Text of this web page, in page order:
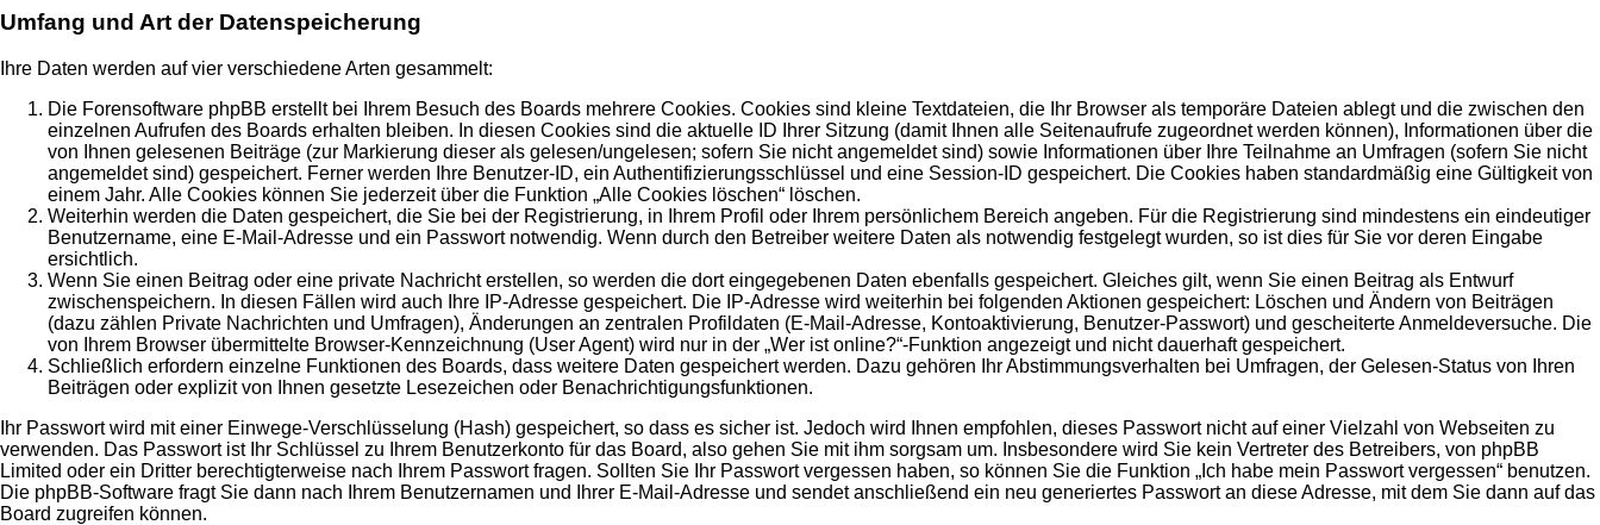
Umfang und Art der Datenspeicherung
Ihre Daten werden auf vier verschiedene Arten gesammelt:
Die Forensoftware phpBB erstellt bei Ihrem Besuch des Boards mehrere Cookies. Cookies sind kleine Textdateien, die Ihr Browser als temporäre Dateien ablegt und die zwischen den
einzelnen Aufrufen des Boards erhalten bleiben. In diesen Cookies sind die aktuelle ID Ihrer Sitzung (damit Ihnen alle Seitenaufrufe zugeordnet werden können), Informationen über die
von Ihnen gelesenen Beiträge (zur Markierung dieser als gelesen/ungelesen; sofern Sie nicht angemeldet sind) sowie Informationen über Ihre Teilnahme an Umfragen (sofern Sie nicht
angemeldet sind) gespeichert. Ferner werden Ihre Benutzer-ID, ein Authentifizierungsschlüssel und eine Session-ID gespeichert. Die Cookies haben standardmäßig eine Gültigkeit von
einem Jahr. Alle Cookies können Sie jederzeit über die Funktion „Alle Cookies löschen“ löschen.
Weiterhin werden die Daten gespeichert, die Sie bei der Registrierung, in Ihrem Profil oder Ihrem persönlichem Bereich angeben. Für die Registrierung sind mindestens ein eindeutiger
Benutzername, eine E-Mail-Adresse und ein Passwort notwendig. Wenn durch den Betreiber weitere Daten als notwendig festgelegt wurden, so ist dies für Sie vor deren Eingabe
ersichtlich.
Wenn Sie einen Beitrag oder eine private Nachricht erstellen, so werden die dort eingegebenen Daten ebenfalls gespeichert. Gleiches gilt, wenn Sie einen Beitrag als Entwurf
zwischenspeichern. In diesen Fällen wird auch Ihre IP-Adresse gespeichert. Die IP-Adresse wird weiterhin bei folgenden Aktionen gespeichert: Löschen und Ändern von Beiträgen
(dazu zählen Private Nachrichten und Umfragen), Änderungen an zentralen Profildaten (E-Mail-Adresse, Kontoaktivierung, Benutzer-Passwort) und gescheiterte Anmeldeversuche. Die
von Ihrem Browser übermittelte Browser-Kennzeichnung (User Agent) wird nur in der „Wer ist online?“-Funktion angezeigt und nicht dauerhaft gespeichert.
Schließlich erfordern einzelne Funktionen des Boards, dass weitere Daten gespeichert werden. Dazu gehören Ihr Abstimmungsverhalten bei Umfragen, der Gelesen-Status von Ihren
Beiträgen oder explizit von Ihnen gesetzte Lesezeichen oder Benachrichtigungsfunktionen.
Ihr Passwort wird mit einer Einwege-Verschlüsselung (Hash) gespeichert, so dass es sicher ist. Jedoch wird Ihnen empfohlen, dieses Passwort nicht auf einer Vielzahl von Webseiten zu
verwenden. Das Passwort ist Ihr Schlüssel zu Ihrem Benutzerkonto für das Board, also gehen Sie mit ihm sorgsam um. Insbesondere wird Sie kein Vertreter des Betreibers, von phpBB
Limited oder ein Dritter berechtigterweise nach Ihrem Passwort fragen. Sollten Sie Ihr Passwort vergessen haben, so können Sie die Funktion „Ich habe mein Passwort vergessen“ benutzen.
Die phpBB-Software fragt Sie dann nach Ihrem Benutzernamen und Ihrer E-Mail-Adresse und sendet anschließend ein neu generiertes Passwort an diese Adresse, mit dem Sie dann auf das
Board zugreifen können.